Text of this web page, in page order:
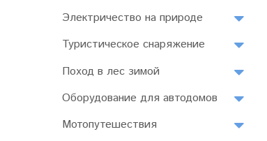
Электричество на природе
Туристическое снаряжение
Поход в лес зимой
Оборудование для автодомов
Мотопутешествия